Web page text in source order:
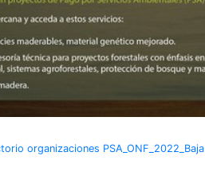
organizaciones PSA_ONF_2022_Baja